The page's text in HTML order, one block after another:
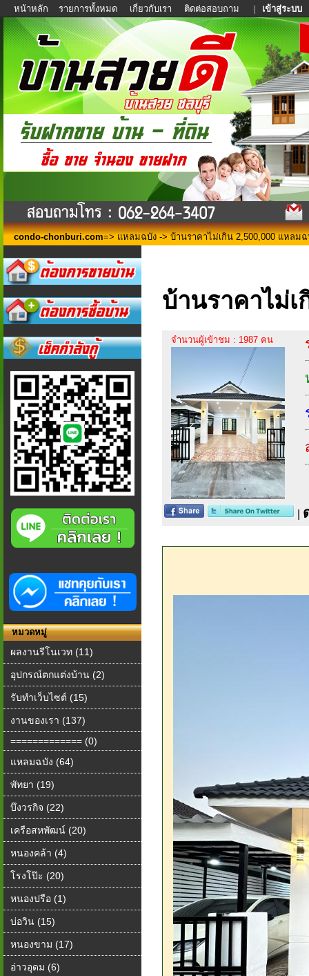
หน้าหลัก รายการทั้งหมด เกี่ยวกับเรา ติดต่อสอบถาม | เข้าสู่ระบบ
condo-chonburi.com=> แหลมฉบัง -> บ้านราคาไม่เกิน 2,500,000 แหลมฉ
หมวดหมู่
ผลงานรีโนเวท (11)
อุปกรณ์ตกแต่งบ้าน (2)
รับทำเว็บไซต์ (15)
งานของเรา (137)
============= (0)
แหลมฉบัง (64)
พัทยา (19)
บึงวรกิจ (22)
เครือสหพัฒน์ (20)
หนองคล้า (4)
โรงโป๊ะ (20)
หนองปรือ (1)
บ่อวิน (15)
หนองขาม (17)
อ่าวอุดม (6)
บ้านราคาไม่
จำนวนผู้เข้าชม : 1987 คน